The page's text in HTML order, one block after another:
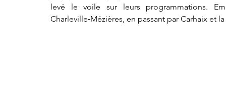
levé le voile sur leurs programmations.
Charleville‑Mézières, en passant par Carhaix et